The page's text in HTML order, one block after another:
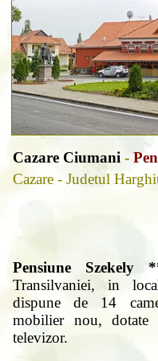
Cazare Ciumani -
Cazare - Judetul
Pensiune Szekely
Transilvaniei, in
dispune de 14
mobilier nou,
televizor.